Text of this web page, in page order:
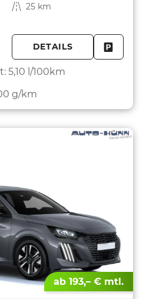
Kilometerstand 25 km
DETAILS
5,10 l/100km
g/km
ab 193,– € mtl.